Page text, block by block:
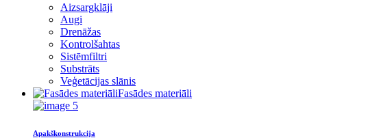
Aizsargklāji
Augi
Drenāžas
Kontrolšahtas
Sistēmfiltri
Substrāts
Veģetācijas slānis
Fasādes materiāli
Apakškonstrukcija